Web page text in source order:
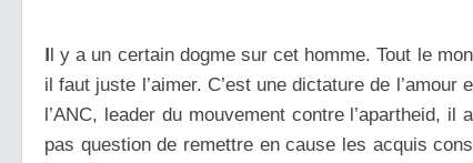
Il y a un certain dogme sur cet homme. Tout le
il faut juste l’aimer. C’est une dictature de
l’ANC, leader du mouvement contre l’apartheid, il
pas question de remettre en cause les acquis